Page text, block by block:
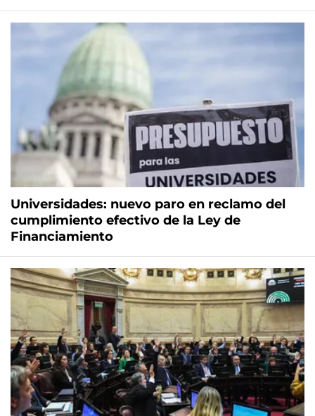
Universidades: nuevo paro en reclamo del
cumplimiento efectivo de la Ley de
Financiamiento